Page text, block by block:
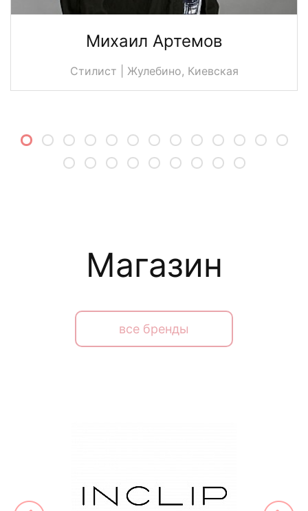
Михаил Артемов
Стилист | Жулебино, Киевская
Магазин
все бренды